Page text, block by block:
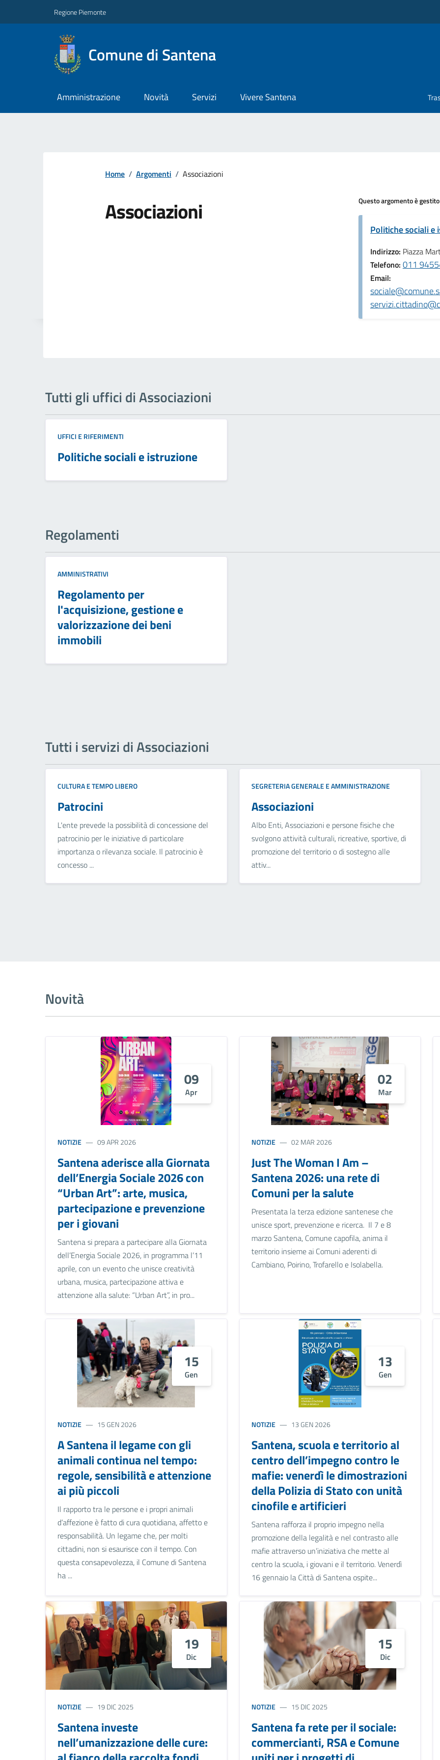
Regione Piemonte
Comune di Santena
Amministrazione Novità Servizi Vivere Santena
Home / Argomenti / Associazioni
Associazioni Questo argomento è
Politiche sociali e
Indirizzo: Piazza
Telefono: 011
Email:
Tutti gli uffici di Associazioni
UFFICI E RIFERIMENTI
Politiche sociali e istruzione
Regolamenti
AMMINISTRATIVI
Regolamento per
l'acquisizione, gestione e
valorizzazione dei beni
immobili
Tutti i servizi di Associazioni
CULTURA E TEMPO LIBERO
Patrocini
L'ente prevede la possibilità di concessione del
patrocinio per le iniziative di particolare
importanza o rilevanza sociale. Il patrocinio è
concesso ...
SEGRETERIA GENERALE E AMMINISTRAZIONE
Associazioni
Albo Enti, Associazioni e persone fisiche che
svolgono attività culturali, ricreative, sportive, di
promozione del territorio o di sostegno alle
attiv...
Novità
09
Apr
NOTIZIE 09 APR 2026
Santena aderisce alla Giornata
dell’Energia Sociale 2026 con
“Urban Art”: arte, musica,
partecipazione e prevenzione
per i giovani
Santena si prepara a partecipare alla Giornata
dell’Energia Sociale 2026, in programma l’11
aprile, con un evento che unisce creatività
urbana, musica, partecipazione attiva e
attenzione alla salute: “Urban Art”, in pro...
02
Mar
NOTIZIE 02 MAR 2026
Just The Woman I Am –
Santena 2026: una rete di
Comuni per la salute
Presentata la terza edizione santenese che
unisce sport, prevenzione e ricerca. Il 7 e 8
marzo Santena, Comune capofila, anima il
territorio insieme ai Comuni aderenti di
Cambiano, Poirino, Trofarello e Isolabella.
15
Gen
NOTIZIE 15 GEN 2026
A Santena il legame con gli
animali continua nel tempo:
regole, sensibilità e attenzione
ai più piccoli
Il rapporto tra le persone e i propri animali
d’affezione è fatto di cura quotidiana, affetto e
responsabilità. Un legame che, per molti
cittadini, non si esaurisce con il tempo. Con
questa consapevolezza, il Comune di Santena
ha ...
13
Gen
NOTIZIE 13 GEN 2026
Santena, scuola e territorio al
centro dell’impegno contro le
mafie: venerdì le dimostrazioni
della Polizia di Stato con unità
cinofile e artificieri
Santena rafforza il proprio impegno nella
promozione della legalità e nel contrasto alle
mafie attraverso un’iniziativa che mette al
centro la scuola, i giovani e il territorio. Venerdì
16 gennaio la Città di Santena ospite...
19
Dic
NOTIZIE 19 DIC 2025
Santena investe
nell’umanizzazione delle cure:
15
Dic
NOTIZIE 15 DIC 2025
Santena fa rete per il sociale:
commercianti, RSA e Comune